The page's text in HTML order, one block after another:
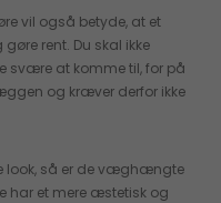
vil også betyde, at et
rent. Du skal ikke
svære at komme til, for på
og kræver derfor ikke
look, så er de væghængte
har et mere æstetisk og